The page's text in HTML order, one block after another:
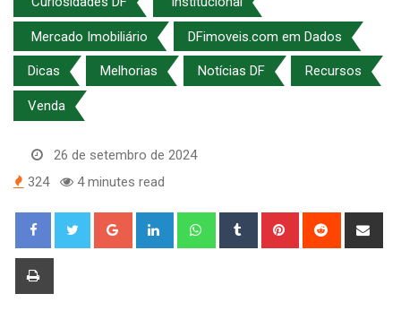
Mercado Imobiliário DFimoveis.com em Dados
Dicas Melhorias Notícias DF Recursos
Venda
26 de setembro de 2024
324
4 minutes read
Google+ LinkedIn WhatsappTumblr Pinterest Reddit